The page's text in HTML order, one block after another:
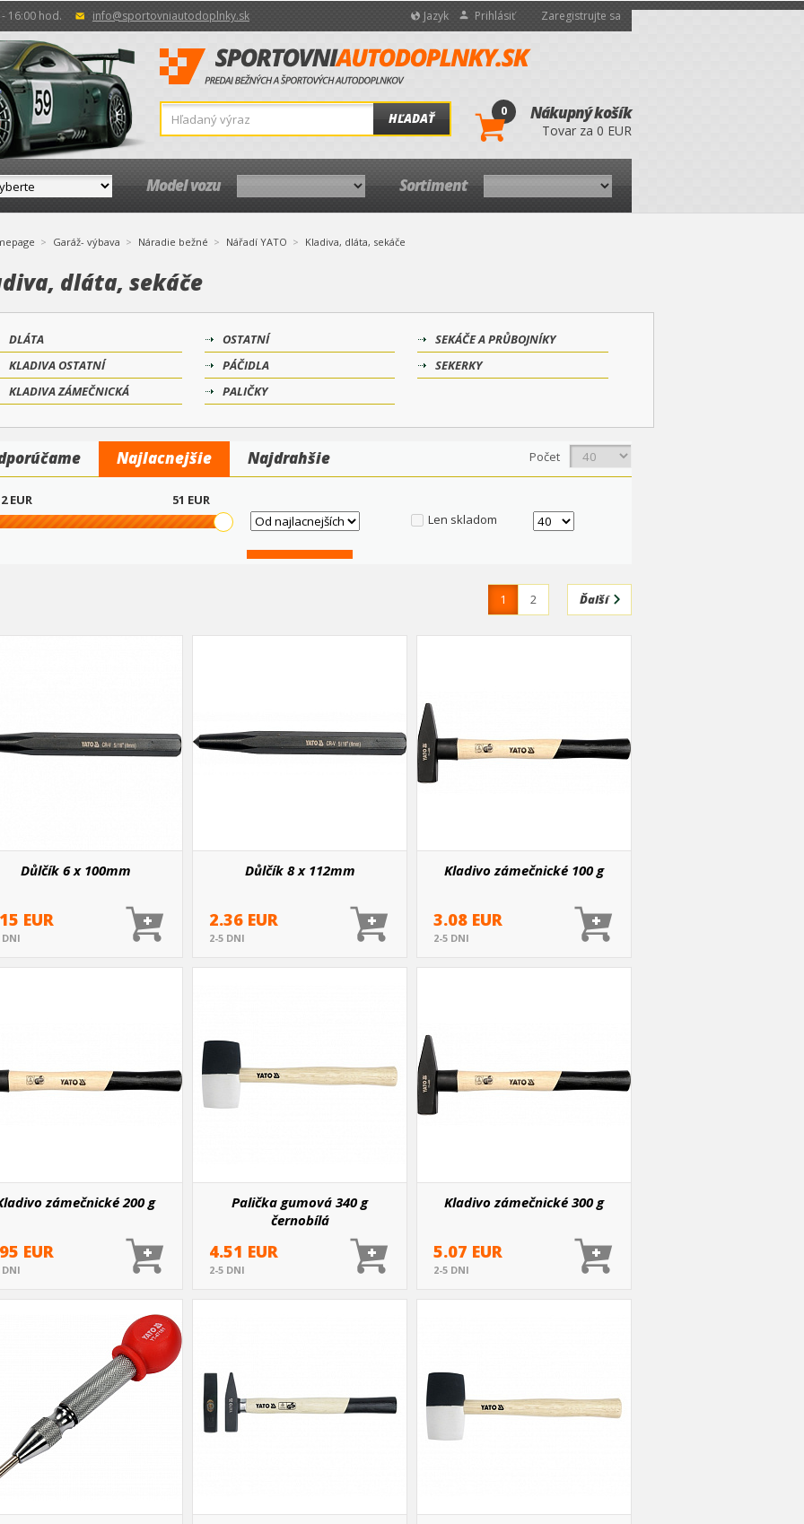
16:00 hod. info@sportovniautodoplnky.sk Jazyk Prihlásiť Zaregistrujte sa
HĽADAŤ 0 Nákupný košík
Tovar za 0 EUR
Model vozu Sortiment
Garáž- výbava Náradie bežné Nářadí YATO Kladiva, dláta, sekáče
dláta, sekáče
DLÁTA
KLADIVA OSTATNÍ
KLADIVA ZÁMEČNICKÁ
OSTATNÍ
PÁČIDLA
PALIČKY
SEKÁČE A PRŮBOJNÍKY
SEKERKY
Najlacnejšie Najdrahšie Počet
2EUR 51 EUR
Len skladom
1 2 Ďalší
Důlčík 6 x 100mm
EUR
DNI
Důlčík 8 x 112mm
2.36 EUR
2-5 DNI
Kladivo zámečnické 100 g
3.08 EUR
2-5 DNI
zámečnické 200 g
EUR
DNI
Palička gumová 340 g
černobílá
4.51 EUR
2-5 DNI
Kladivo zámečnické 300 g
5.07 EUR
2-5 DNI